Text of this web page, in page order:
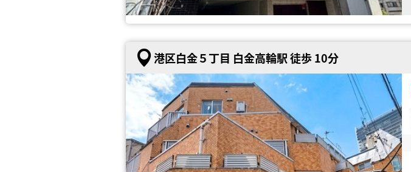
港区白金５丁目 白金高輪駅 徒歩 10分